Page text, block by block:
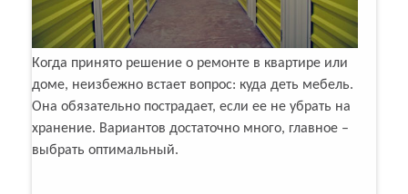
Когда принято решение о ремонте в квартире или
доме, неизбежно встает вопрос: куда деть мебель.
Она обязательно пострадает, если ее не убрать на
хранение. Вариантов достаточно много, главное –
выбрать оптимальный.